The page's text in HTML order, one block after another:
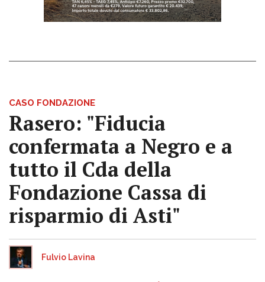
CASO FONDAZIONE
Rasero: "Fiducia
confermata a Negro e a
tutto il Cda della
Fondazione Cassa di
risparmio di Asti"
Fulvio Lavina